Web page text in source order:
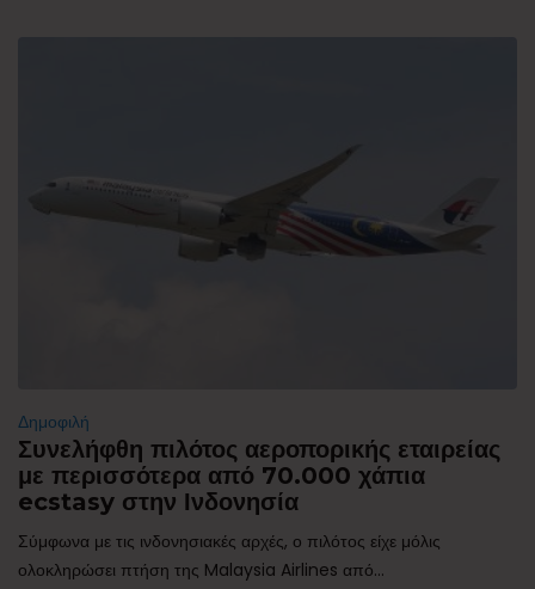
Δημοφιλή
Συνελήφθη πιλότος αεροπορικής εταιρείας
με περισσότερα από 70.000 χάπια
ecstasy στην Ινδονησία
Σύμφωνα με τις ινδονησιακές αρχές, ο πιλότος είχε μόλις
ολοκληρώσει πτήση της Malaysia Airlines από...